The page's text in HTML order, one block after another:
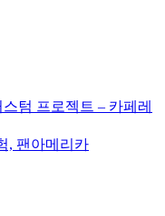
텀 프로젝트 – 카페레
, 팬아메리카